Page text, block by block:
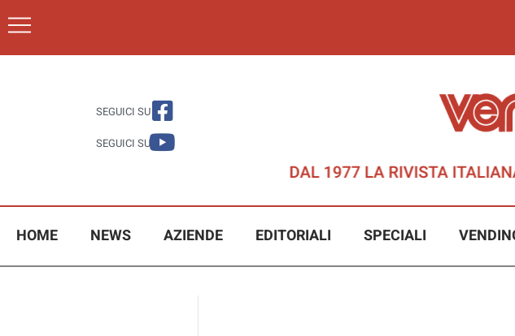
SEGUICI SU
SEGUICI SU
HOME NEWS AZIENDE EDITORIALI SPECIALI